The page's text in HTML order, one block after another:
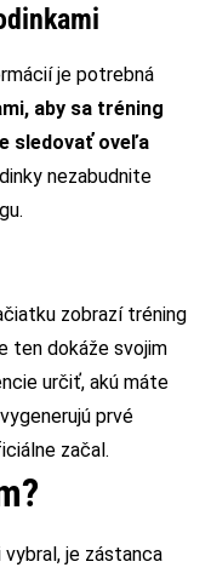
je potrebná
aby sa tréning
sledovať oveľa
nezabudnite
zobrazí tréning
ten dokáže svojim
určiť, akú máte
prvé
začal.
je zástanca